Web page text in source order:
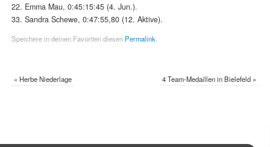
22. Emma Mau, 0:45:15:45 (4. Jun.).
33. Sandra Schewe, 0:47:55,80 (12. Aktive).
Speichere in deinen Favoriten diesen Permalink.
«Herbe Niederlage 4 Team-Medaillen in Bielefeld »